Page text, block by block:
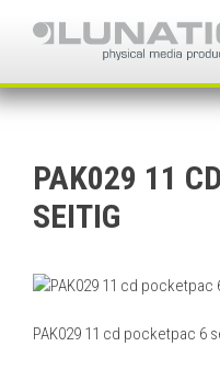
PAK029 11
SEITIG
PAK029 11 cd pocketpac 6